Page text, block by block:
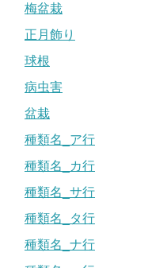
梅盆栽
正月飾り
球根
病虫害
盆栽
種類名_ア行
種類名_カ行
種類名_サ行
種類名_タ行
種類名_ナ行